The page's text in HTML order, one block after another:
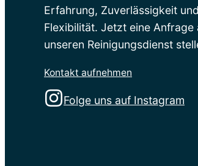
Erfahrung, Zuverlässigkeit und
Flexibilität. Jetzt eine Anfrage
unseren Reinigungsdienst
Kontakt aufnehmen
Folge uns auf Instagram